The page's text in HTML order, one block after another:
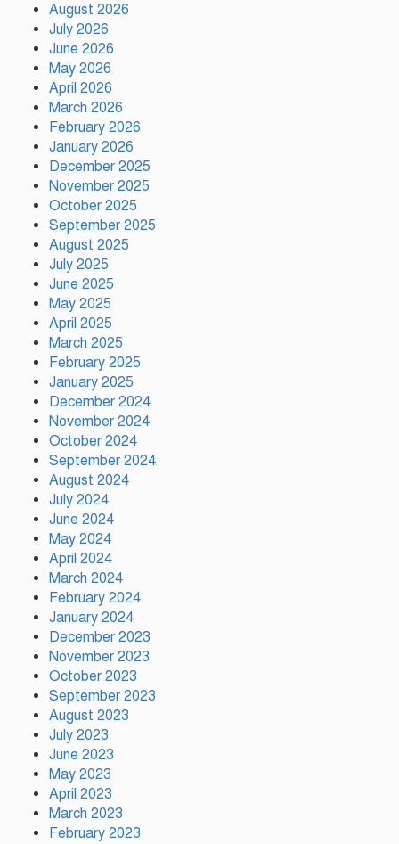
শিক্ষার্থী নিহত
August 2026
July 2026
June 2026
May 2026
April 2026
March 2026
February 2026
January 2026
December 2025
November 2025
October 2025
September 2025
August 2025
July 2025
June 2025
May 2025
April 2025
March 2025
February 2025
January 2025
December 2024
November 2024
October 2024
September 2024
August 2024
July 2024
June 2024
May 2024
April 2024
March 2024
February 2024
January 2024
December 2023
November 2023
October 2023
September 2023
August 2023
July 2023
June 2023
May 2023
April 2023
March 2023
February 2023